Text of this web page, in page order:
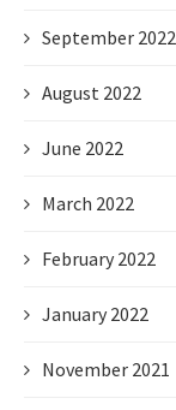
September 2022
August 2022
June 2022
March 2022
February 2022
January 2022
November 2021